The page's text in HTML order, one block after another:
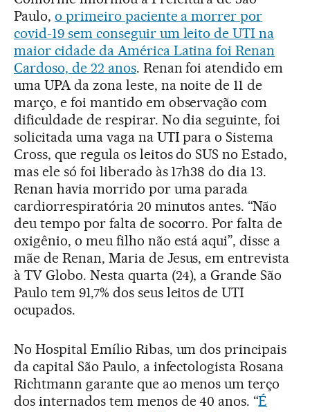
Paulo, o primeiro paciente a morrer por
covid-19 sem conseguir um leito de UTI na
maior cidade da América Latina foi Renan
Cardoso, de 22 anos. Renan foi atendido em
uma UPA da zona leste, na noite de 11 de
março, e foi mantido em observação com
dificuldade de respirar. No dia seguinte, foi
solicitada uma vaga na UTI para o Sistema
Cross, que regula os leitos do SUS no Estado,
mas ele só foi liberado às 17h38 do dia 13.
Renan havia morrido por uma parada
cardiorrespiratória 20 minutos antes. “Não
deu tempo por falta de socorro. Por falta de
oxigênio, o meu filho não está aqui”, disse a
mãe de Renan, Maria de Jesus, em entrevista
à TV Globo. Nesta quarta (24), a Grande São
Paulo tem 91,7% dos seus leitos de UTI
ocupados.
No Hospital Emílio Ribas, um dos principais
da capital São Paulo, a infectologista Rosana
Richtmann garante que ao menos um terço
dos internados tem menos de 40 anos. “É